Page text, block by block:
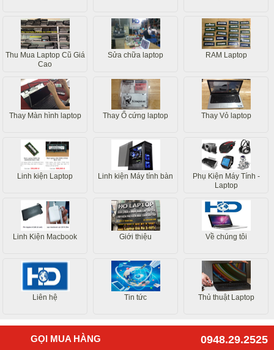
Thu Mua Laptop Cũ Giá
Cao
Sửa chữa laptop RAM Laptop
Thay Màn hình laptop Thay Ổ cứng laptop Thay Vỏ laptop
Linh kiện Laptop Linh kiện Máy tính bàn
Phụ Kiện Máy Tính -
Laptop
Linh Kiện Macbook Giới thiệu Về chúng tôi
Liên hệ Tin tức Thủ thuật Laptop
0948.29.2525
GỌI MUA HÀNG